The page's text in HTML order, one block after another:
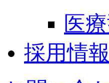
医
採用情報